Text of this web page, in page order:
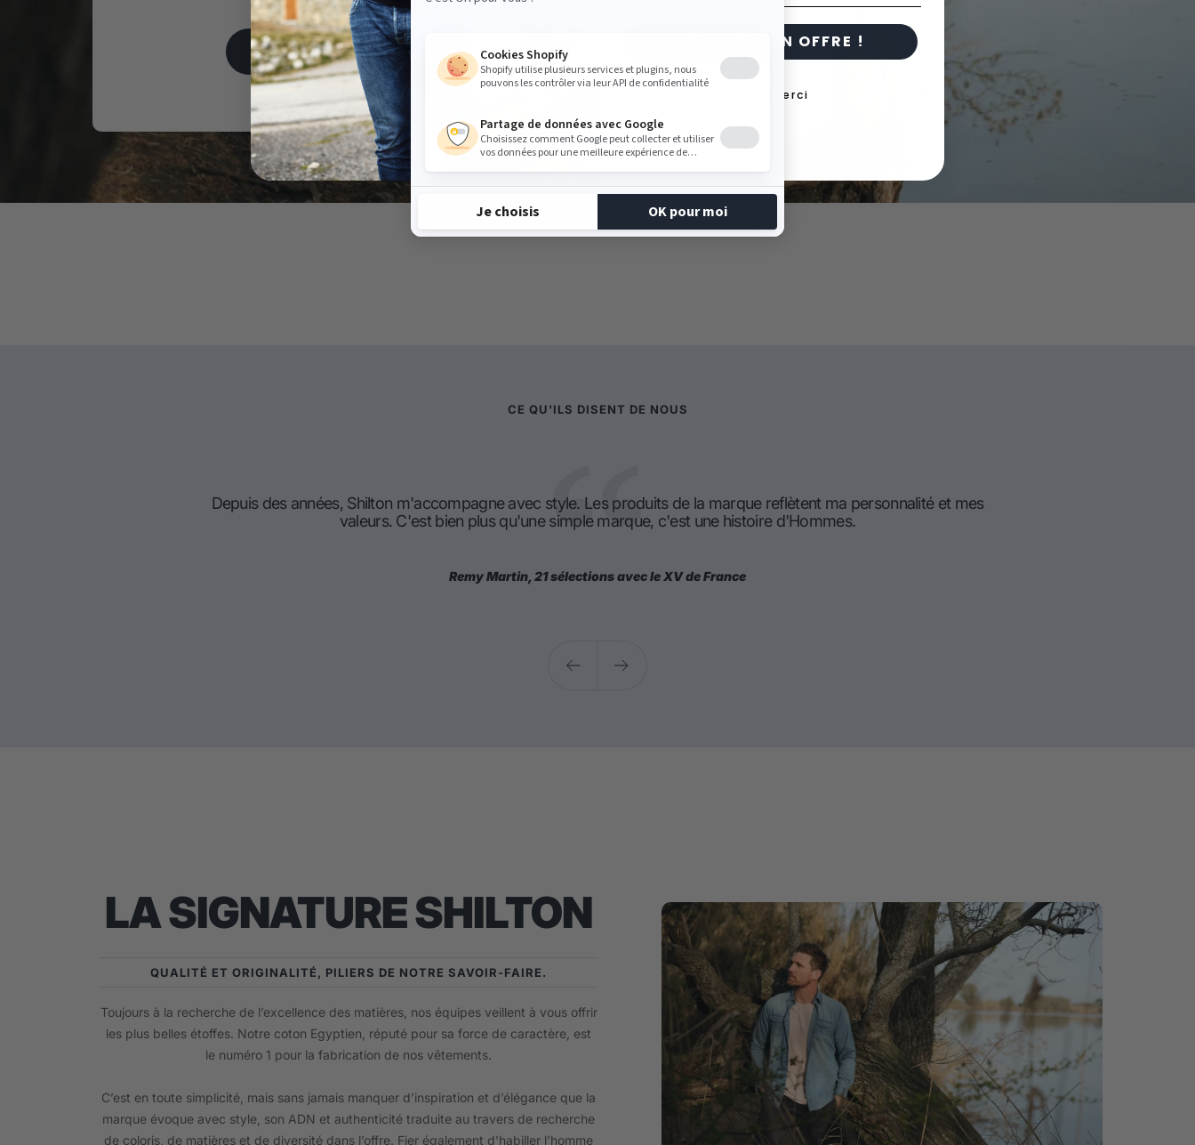
EN SAVOIR PLUS
CE QU'ILS DISENT DE NOUS
Depuis des années, Shilton m'accompagne avec style. Les produits de la marque reflètent ma personnalité et mes
valeurs. C'est bien plus qu'une simple marque, c'est une histoire d'Hommes.
Remy Martin, 21 sélections avec le XV de France
PrécédentSuivant
LA SIGNATURE SHILTON
QUALITÉ ET ORIGINALITÉ, PILIERS DE NOTRE SAVOIR-FAIRE.
Toujours à la recherche de l’excellence des matières, nos équipes veillent à vous offrir
les plus belles étoffes. Notre coton Egyptien, réputé pour sa force de caractère, est
le numéro 1 pour la fabrication de nos vêtements.
C’est en toute simplicité, mais sans jamais manquer d’inspiration et d’élégance que la
marque évoque avec style, son ADN et authenticité traduite au travers de recherche
de coloris, de matières et de diversité dans l’offre. Fier également d’habiller l’homme
JE VEUX MON OFFRE !
Non, merci